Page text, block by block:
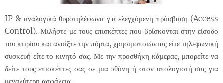
IP & αναλογικά θυροτηλέφωνα για ελεγχόμενη πρόσβαση (Access
Control). Μιλήστε με τους επισκέπτες που βρίσκονται στην είσοδο
του κτιρίου και ανοίξτε την πόρτα, χρησιμοποιώντας είτε τηλεφωνική
συσκευή είτε το κινητό σας. Με την προσθήκη κάμερας, μπορείτε να
δείτε τους επισκέπτες σας σε μια οθόνη ή στον υπολογιστή σας για
μεγαλύτερη ασφάλεια.